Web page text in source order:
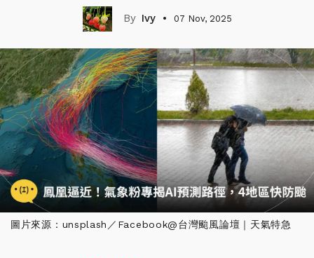
Ivy 07 Nov, 2025
圖片來源：unsplash／Facebook@台灣颱風論壇｜天氣特急